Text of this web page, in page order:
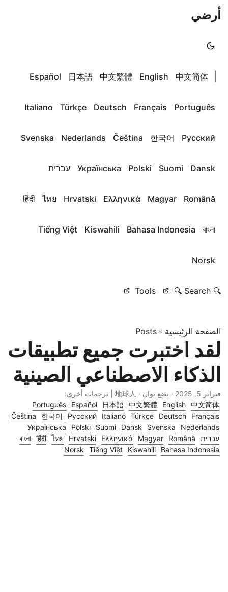
أرضي
中文简体
English
中文繁體
日本語
Español
Português
Français
Deutsch
Türkçe
Italiano
Русский
한국어
Čeština
Nederlands
Svenska
Dansk
Suomi
Polski
Українська עברית
Română
Magyar
Ελληνικά
Hrvatski
ไทย
हिंदी
বাংলা
Bahasa Indonesia
Kiswahili
Tiếng Việt
Norsk
🔍 Search 🔍
Tools
الصفحة الرئيسية »
Posts
لقد اختبرت جميع تطبيقات
الذكاء الاصطناعي الصينية
فبراير 5, 2025
· بضع ثوان · 地球人 | ترجمات أخرى:
中文简体
English
中文繁體
日本語
Español
Português
Français
Deutsch
Türkçe
Italiano
Русский
한국어
Čeština
Nederlands
Svenska
Dansk
Suomi
Polski
Українська
עברית
Română
Magyar
Ελληνικά
Hrvatski
ไทย
हिंदी
বাংলা
Bahasa Indonesia
Kiswahili
Tiếng Việt
Norsk